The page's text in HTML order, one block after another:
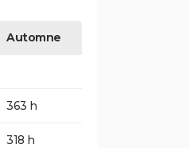
Automne
363 h
318 h